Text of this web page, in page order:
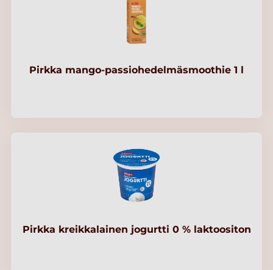
Pirkka mango-passiohedelmäsmoothie 1 l
Pirkka kreikkalainen jogurtti 0 % laktoositon